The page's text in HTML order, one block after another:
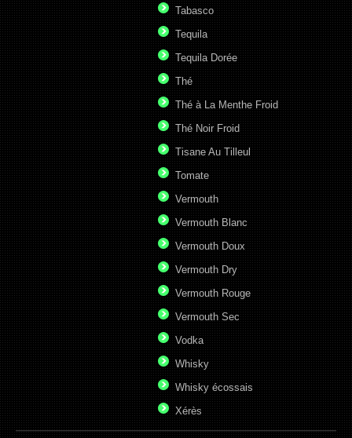
Tabasco
Tequila
Tequila Dorée
Thé
Thé à La Menthe Froid
Thé Noir Froid
Tisane Au Tilleul
Tomate
Vermouth
Vermouth Blanc
Vermouth Doux
Vermouth Dry
Vermouth Rouge
Vermouth Sec
Vodka
Whisky
Whisky écossais
Xérès